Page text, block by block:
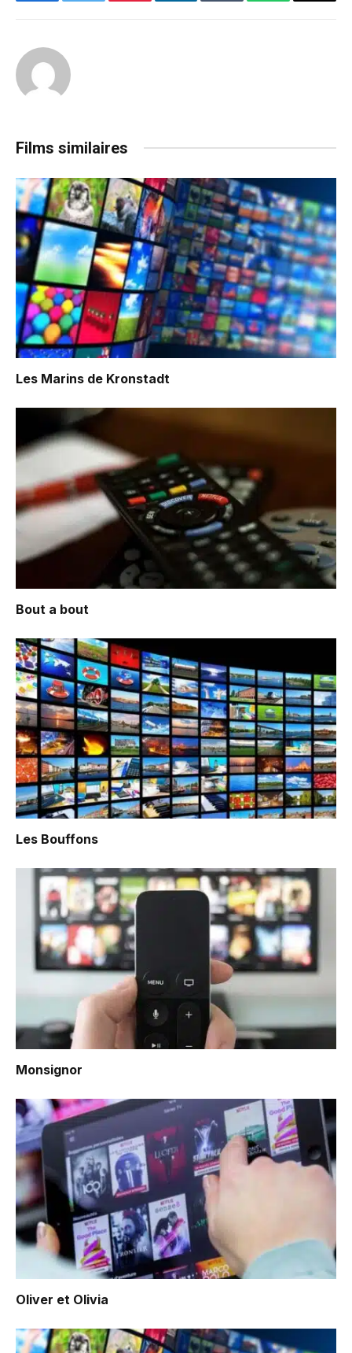
Films similaires
Les Marins de Kronstadt
Bout a bout
Les Bouffons
Monsignor
Oliver et Olivia